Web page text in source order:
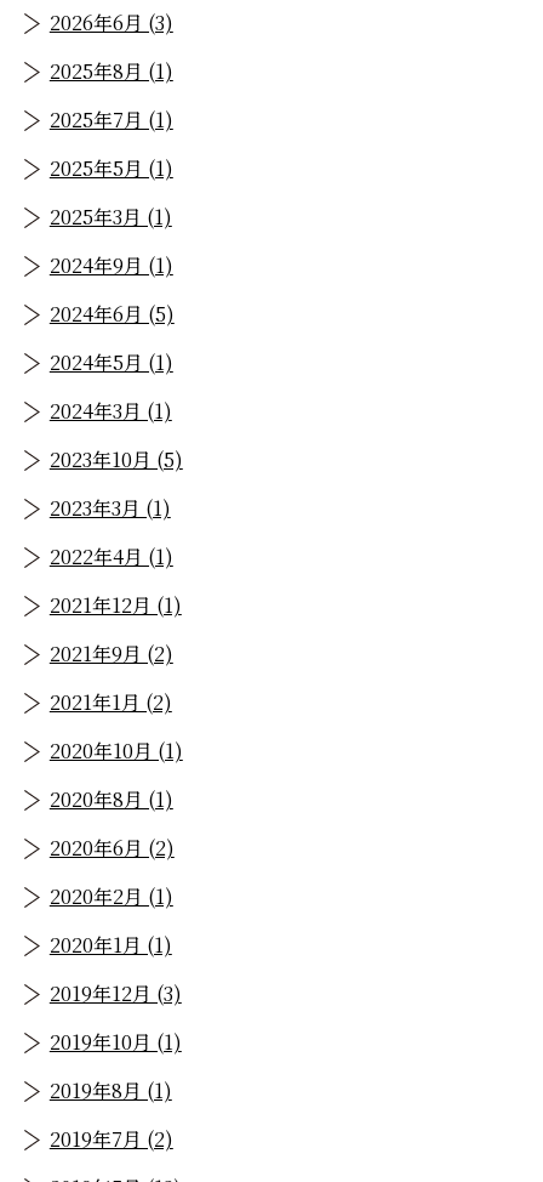
2026年6月 (3)
2025年8月 (1)
2025年7月 (1)
2025年5月 (1)
2025年3月 (1)
2024年9月 (1)
2024年6月 (5)
2024年5月 (1)
2024年3月 (1)
2023年10月 (5)
2023年3月 (1)
2022年4月 (1)
2021年12月 (1)
2021年9月 (2)
2021年1月 (2)
2020年10月 (1)
2020年8月 (1)
2020年6月 (2)
2020年2月 (1)
2020年1月 (1)
2019年12月 (3)
2019年10月 (1)
2019年8月 (1)
2019年7月 (2)